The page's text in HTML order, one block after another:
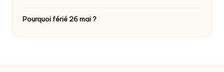
Pourquoi férié 26 mai ?